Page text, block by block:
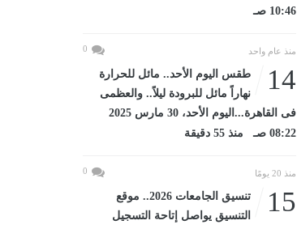
10:46 صـ
منذ عام واحد 0
14
طقس اليوم الأحد.. مائل للحرارة
نهاراً مائل للبرودة ليلاً.. والعظمى
فى القاهرة...اليوم الأحد، 30 مارس 2025
08:22 صـ منذ 55 دقيقة
منذ 20 يومًا 0
15
تنسيق الجامعات 2026.. موقع
التنسيق يواصل إتاحة التسجيل